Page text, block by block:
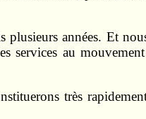
années. Et
services au
très